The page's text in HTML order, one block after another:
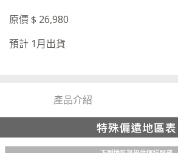
原價 $ 26,980
預計 1月出貨
產品介紹